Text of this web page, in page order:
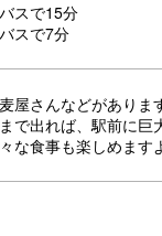
スで15分
スで7分
屋さんなどがありま
で出れば、駅前に巨
な食事も楽しめます